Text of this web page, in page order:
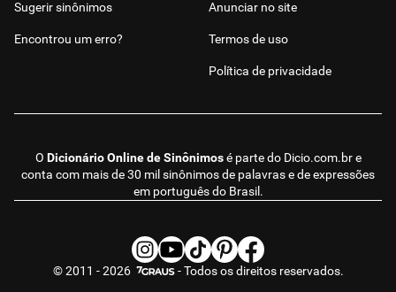
O Dicionário Online de Sinônimosé parte do Dicio.com.bre
conta com mais de 30 mil sinônimos de palavras e de expressões
em português do Brasil.
Sugerir sinônimos
Encontrou um erro?
Anunciar no site
Termos de uso
Política de privacidade
© 2011 - 2026 - Todos os direitos reservados.